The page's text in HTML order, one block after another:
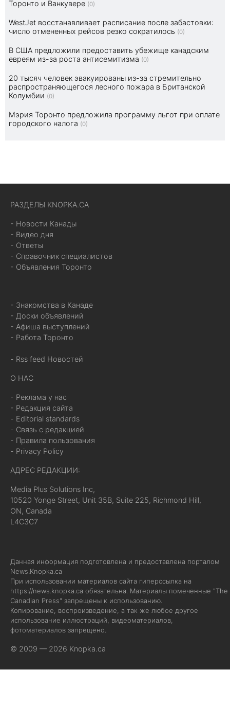
Торонто и Ванкувере (0)
WestJet восстанавливает расписание после забастовки:
число отмененных рейсов резко сократилось (0)
В США предложили предоставить убежище канадским
евреям из-за роста антисемитизма (0)
20 тысяч человек эвакуированы из-за стремительно
распространяющегося лесного пожара в Британской
Колумбии (0)
Мэрия Торонто предложила программу льгот при оплате
городского налога (0)
РАЗДЕЛЫ KNOPKA.CA
- Новости Канады
- Видео дня
- Ответы
- Справочник специалистов
- Объявления Торонто
- Знакомства в Канаде
- Доски объявлений
- Афиша выступлений
- Работа Торонто
- Rss feed Новостей
О НАС
- Реклама у нас
- Редакция сайта
- Editorial standards
- Связь с редакцией
- Правила пользования
- Privacy Policy
АДРЕС РЕДАКЦИИ:
Media Plus Solutions Inc,
10520 Yonge Street, Unit 35B, Suite 225, Richmond Hill,
ON, Canada
L4C3C7
Данная информация подготовлена и предоставлена порталом
News.Knopka.ca
При использовании материалов сайта гиперссылка на
https://news.knopka.ca обязательна. Материалы помеченные "The
Canadian Press" запрещены к использованию.
Копирование, воспроизведение, а так же любое другое
использование иллюстраций, видеоматериалов,
фотоматериалов запрещено.
© 2009 — 2026 Knopka.ca